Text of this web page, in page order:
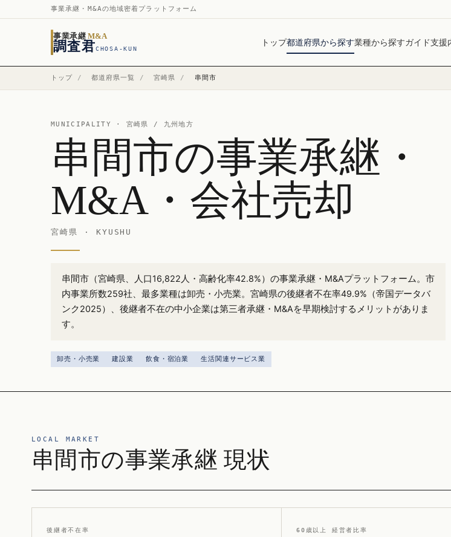
事業承継・M&Aの地域密着プラットフォーム
事業承継 M&A
調査君CHOSA-KUN
トップ都道府県から探す業種から探すガイド支援
トップ / 都道府県一覧 / 宮崎県 / 串間市
MUNICIPALITY · 宮崎県 / 九州地方
串間市の事業承継・
M&A・会社売却
宮崎県 · KYUSHU
串間市（宮崎県、人口16,822人・高齢化率42.8%）の事業承継・M&Aプラットフォーム。市
内事業所数259社、最多業種は卸売・小売業。宮崎県の後継者不在率49.9%（帝国データバ
ンク2025）、後継者不在の中小企業は第三者承継・M&Aを早期検討するメリットがありま
す。
卸売・小売業 建設業 飲食・宿泊業 生活関連サービス業
LOCAL MARKET
串間市の事業承継 現状
後継者不在率 60歳以上 経営者比率